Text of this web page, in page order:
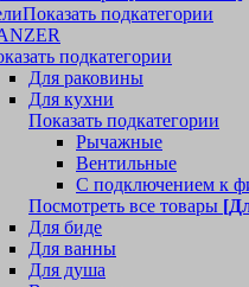
Показать подкатегории
подкатегории
Для раковины
Для кухни
Показать подкатегории
Рычажные
Вентильные
С подключением к
Посмотреть все товары
Для биде
Для ванны
Для душа